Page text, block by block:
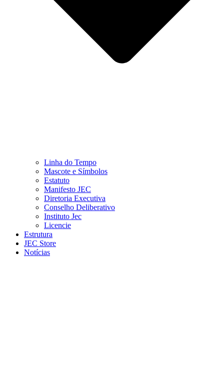
Linha do Tempo
Mascote e Símbolos
Estatuto
Manifesto JEC
Diretoria Executiva
Conselho Deliberativo
Instituto Jec
Licencie
Estrutura
JEC Store
Notícias